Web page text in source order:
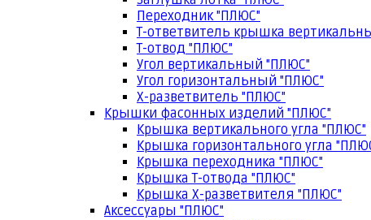
Переходник "ПЛЮС"
Т-ответвитель крышка
Т-отвод "ПЛЮС"
Угол вертикальный "ПЛЮС"
Угол горизонтальный "ПЛЮС"
Х-разветвитель "ПЛЮС"
Крышки фасонных изделий "ПЛЮС"
Крышка вертикального угла "ПЛЮС"
Крышка горизонтального угла
Крышка переходника "ПЛЮС"
Крышка Т-отвода "ПЛЮС"
Крышка Х-разветвителя "ПЛЮС"
Аксессуары "ПЛЮС"